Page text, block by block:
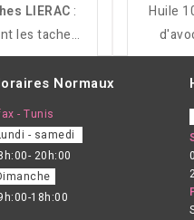
LIERAC :
les taches.
C pour
et lumineux.
Huile
idéale
Normaux
- Tunis
- samedi
20h:00
18h:00